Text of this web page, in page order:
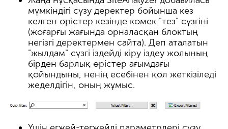
мүмкіндігі сүзу деректер бойынша кез
келген өрістер кезінде көмек "тез" сүзгіні
(жоғарғы жағында орналасқан блоктың
негізгі деректермен сайта). Деп аталатын
"жылдам" сүзгі іздейді кіру іздеу жолының
бірден барлық өрістер ағымдағы
қойындыны, ненің есебінен қол жеткізіледі
жеделдігін, оның жұмыс.